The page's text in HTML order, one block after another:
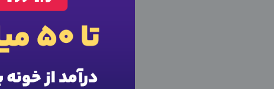
ورود به حساب کاربری
شماره موبایل خود را وارد کنید
بعد از ثبت شماره کد برای شما پیامک